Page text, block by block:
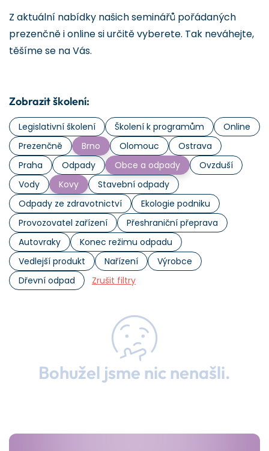
Z aktuální nabídky našich seminářů pořádaných
prezenčně i online si určitě vyberete. Tak neváhejte,
těšíme se na Vás.
Zobrazit školení:
Legislativní školení Školení k programům
Online
Prezenčně
Brno Olomouc
Ostrava
Praha
Odpady Obce a odpady
Ovzduší
Vody
Kovy
Stavební odpady
Odpady ze zdravotnictví
Ekologie podniku
Provozovatel zařízení
Přeshraniční přeprava
Autovraky
Konec režimu odpadu
Vedlejší produkt
Nařízení
Výrobce
Dřevní odpad
Zrušit filtry
Bohužel jsme nic nenašli.